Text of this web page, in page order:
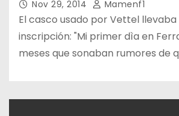
Nov 29, 2014 Mamenf1
El casco usado por Vettel llevaba
inscripción: "Mi primer dìa en
meses que sonaban rumores de